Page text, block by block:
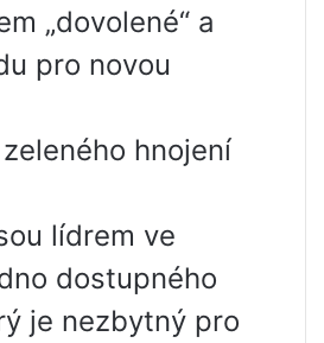
„dovolené“ a
pro novou
hnojení
lídrem ve
dostupného
je nezbytný pro